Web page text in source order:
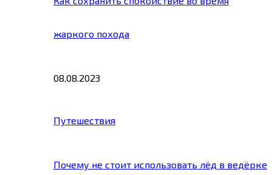
жаркого похода
08.08.2023
Путешествия
Почему не стоит использовать лёд в ведёрке